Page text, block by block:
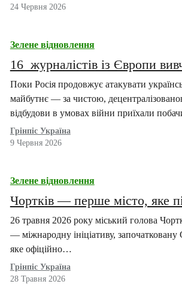
24 Червня 2026
Зелене відновлення
16 журналістів із Європи
Поки Росія продовжує атакувати
майбутнє — за чистою,
відбудови в умовах війни приїхали
Грінпіс Україна
9 Червня 2026
Зелене відновлення
Чортків — перше місто, яке
26 травня 2026 року міський голова
— міжнародну ініціативу,
яке офіційно…
Грінпіс Україна
28 Травня 2026